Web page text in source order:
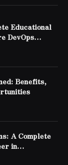
Educational
DevOps
Benefits,
A Complete
in